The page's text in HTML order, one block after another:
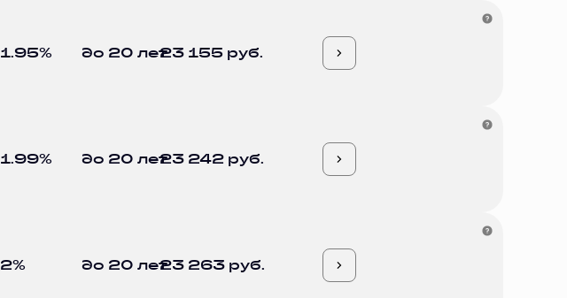
1.95% до 20 лет23 155 руб.
1.99% до 20 лет23 242 руб.
2% до 20 лет23 263 руб.